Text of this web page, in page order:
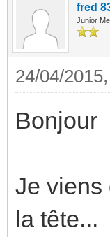
fred
Junior
24/04/
Bonjour
Je viens
la tête...